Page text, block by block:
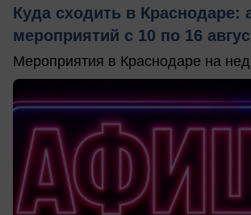
Куда сходить в
мероприятий с 10 по 16
Мероприятия в Краснодаре на